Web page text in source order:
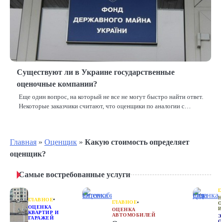
Существуют ли в Украине государственные
оценочные компании?
Еще один вопрос, на который не все не могут быстро найти ответ.
Некоторые заказчики считают, что оценщики по аналогии с…
Главная » Оценщик » Какую стоимость определяет
оценщик?
Самые востребованные услуги
ГЛАВНОЕ
ОЦЕНКА
КВАРТИР И
ГАРАЖЕЙ
ГЛАВНОЕ
ОЦЕНКА
АВТОМОБИЛЕЙ